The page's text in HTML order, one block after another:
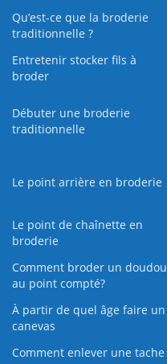
Qu’est-ce que la broderie
traditionnelle ?
Entretenir stocker fils à
broder
Débuter une broderie
traditionnelle
Le point arrière en broderie
Le point de chaînette en
broderie
Comment broder un doudou
au point compté?
À partir de quel âge faire un
canevas
Comment enlever une tache